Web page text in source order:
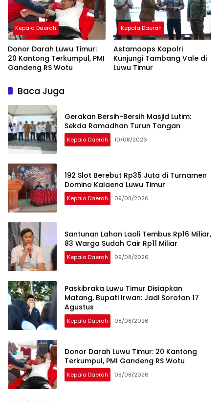
Kepala Daerah
Donor Darah Luwu Timur:
20 Kantong Terkumpul, PMI
Gandeng RS Wotu
Kepala Daerah
Astamaops Kapolri
Kunjungi Tambang Vale di
Luwu Timur
Baca Juga
Gerakan Bersih-Bersih Masjid Lutim:
Sekda Ramadhan Turun Tangan
Kepala Daerah 10/08/2026
192 Slot Berebut Rp35 Juta di Turnamen
Domino Kalaena Luwu Timur
Kepala Daerah 09/08/2026
Santunan Lahan Laoli Tembus Rp16 Miliar,
83 Warga Sudah Cair Rp11 Miliar
Kepala Daerah 09/08/2026
Paskibraka Luwu Timur Disiapkan
Matang, Bupati Irwan: Jadi Sorotan 17
Agustus
Kepala Daerah 08/08/2026
Donor Darah Luwu Timur: 20 Kantong
Terkumpul, PMI Gandeng RS Wotu
Kepala Daerah 08/08/2026